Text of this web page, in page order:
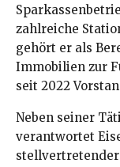
zahlreiche
gehört er als
Immobilien zur
seit 2022
Neben seiner
verantwortet